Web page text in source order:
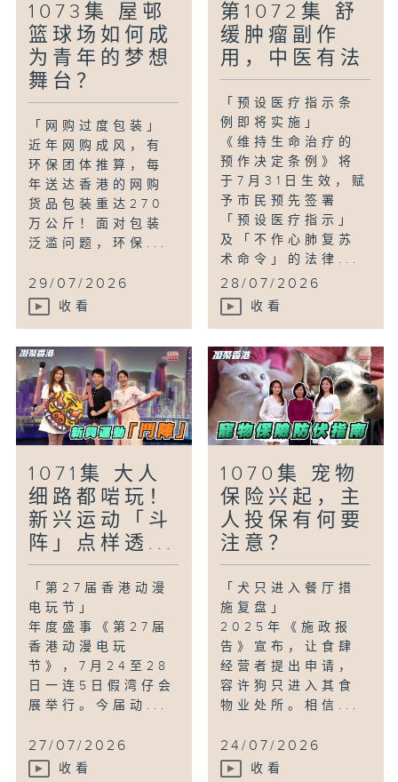
1073集 屋邨
篮球场如何成
为青年的梦想
舞台？
「网购过度包装」
近年网购成风，有
环保团体推算，每
年送达香港的网购
货品包装重达270
万公斤！面对包装
泛滥问题，环保...
29/07/2026
收看
第1072集 舒
缓肿瘤副作
用，中医有法
「预设医疗指示条
例即将实施」
《维持生命治疗的
预作决定条例》将
于7月31日生效，赋
予市民预先签署
「预设医疗指示」
及「不作心肺复苏
术命令」的法律...
28/07/2026
收看
1071集 大人
细路都啱玩！
新兴运动「斗
阵」点样透...
「第27届香港动漫
电玩节」
年度盛事《第27届
香港动漫电玩
节》，7月24至28
日一连5日假湾仔会
展举行。今届动...
27/07/2026
收看
1070集 宠物
保险兴起，主
人投保有何要
注意？
「犬只进入餐厅措
施复盘」
2025年《施政报
告》宣布，让食肆
经营者提出申请，
容许狗只进入其食
物业处所。相信...
24/07/2026
收看